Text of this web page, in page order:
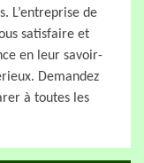
L’entreprise de
satisfaire et
en leur savoir-
Demandez
à toutes les